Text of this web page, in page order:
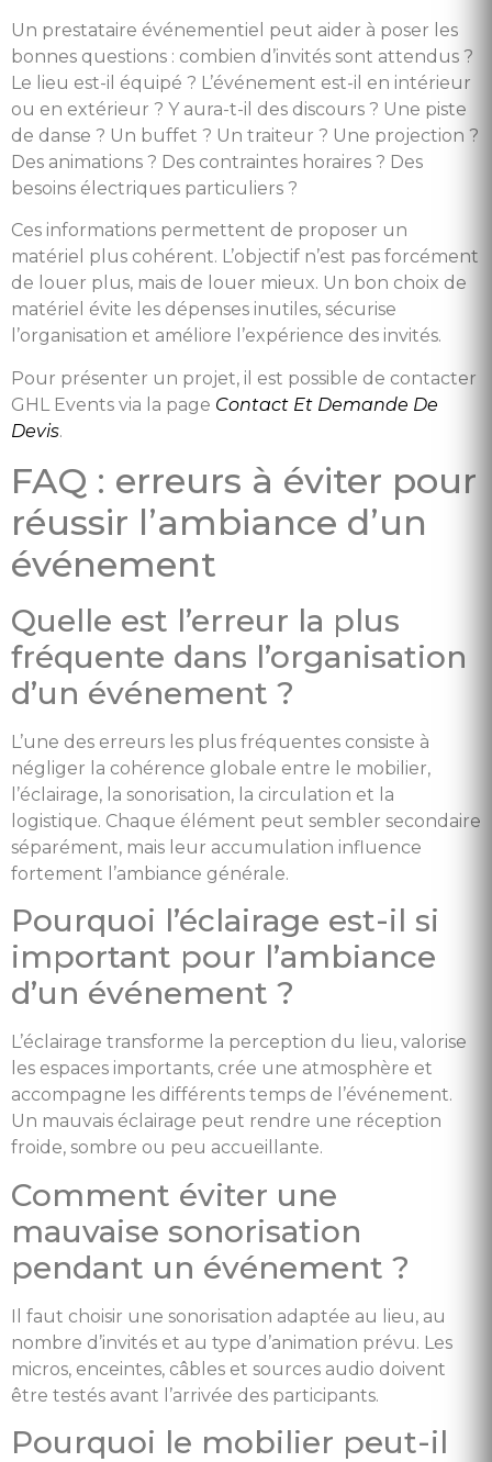
Un prestataire événementiel peut aider à poser les
bonnes questions : combien d’invités sont attendus ?
Le lieu est-il équipé ? L’événement est-il en intérieur
ou en extérieur ? Y aura-t-il des discours ? Une piste
de danse ? Un buffet ? Un traiteur ? Une projection ?
Des animations ? Des contraintes horaires ? Des
besoins électriques particuliers ?
Ces informations permettent de proposer un
matériel plus cohérent. L’objectif n’est pas forcément
de louer plus, mais de louer mieux. Un bon choix de
matériel évite les dépenses inutiles, sécurise
l’organisation et améliore l’expérience des invités.
Pour présenter un projet, il est possible de contacter
GHL Events via la page Contact Et Demande De
Devis.
FAQ : erreurs à éviter pour
réussir l’ambiance d’un
événement
Quelle est l’erreur la plus
fréquente dans l’organisation
d’un événement ?
L’une des erreurs les plus fréquentes consiste à
négliger la cohérence globale entre le mobilier,
l’éclairage, la sonorisation, la circulation et la
logistique. Chaque élément peut sembler secondaire
séparément, mais leur accumulation influence
fortement l’ambiance générale.
Pourquoi l’éclairage est-il si
important pour l’ambiance
d’un événement ?
L’éclairage transforme la perception du lieu, valorise
les espaces importants, crée une atmosphère et
accompagne les différents temps de l’événement.
Un mauvais éclairage peut rendre une réception
froide, sombre ou peu accueillante.
Comment éviter une
mauvaise sonorisation
pendant un événement ?
Il faut choisir une sonorisation adaptée au lieu, au
nombre d’invités et au type d’animation prévu. Les
micros, enceintes, câbles et sources audio doivent
être testés avant l’arrivée des participants.
Pourquoi le mobilier peut-il